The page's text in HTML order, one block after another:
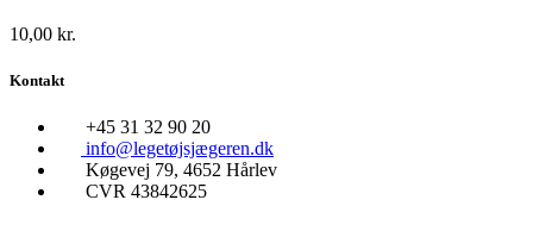
10,00 kr.
Kontakt
+45 31 32 90 20
info@legetøjsjægeren.dk
Køgevej 79, 4652 Hårlev
CVR 43842625